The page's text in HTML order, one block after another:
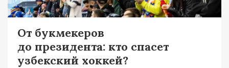
От букмекеров
до президента: кто спасет
узбекский хоккей?